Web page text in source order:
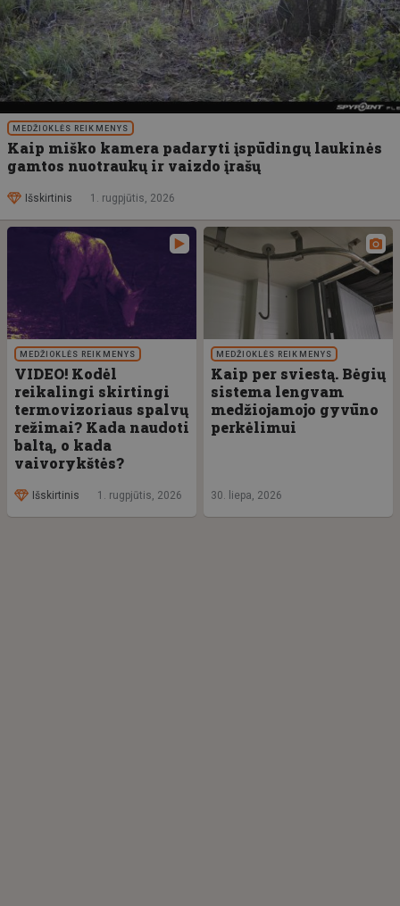
MEDŽIOKLĖS REIKMENYS
Kaip miško kamera padaryti įspūdingų laukinės
gamtos nuotraukų ir vaizdo įrašų
Išskirtinis 1. rugpjūtis, 2026
MEDŽIOKLĖS REIKMENYS
VIDEO! Kodėl
reikalingi skirtingi
termovizoriaus spalvų
režimai? Kada naudoti
baltą, o kada
vaivorykštės?
Išskirtinis 1. rugpjūtis, 2026
MEDŽIOKLĖS REIKMENYS
Kaip per sviestą. Bėgių
sistema lengvam
medžiojamojo gyvūno
perkėlimui
30. liepa, 2026